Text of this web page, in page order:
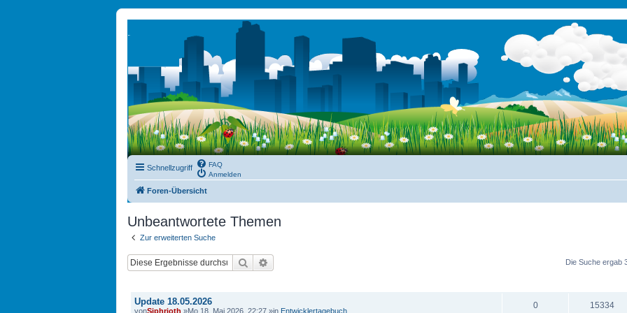
Schnellzugriff
FAQ
Anmelden
Foren-Übersicht
Unbeantwortete Themen
Zur erweiterten Suche
Suche Die Suche ergab
Update 18.05.2026
vonSiphrioth »Mo 18. Mai 2026, 22:27 »in Entwicklertagebuch
0 15334